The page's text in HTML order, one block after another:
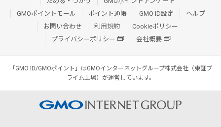
GMOポイントモール
ポイント通帳 GMO ID設定
ヘルプ
お問い合わせ
利用規約
Cookieポリシー
プライバシーポリシー
会社概要
「GMO ID/GMOポイント」はGMOインターネットグループ株式会社（東証プ
ライム上場）が運営しています。